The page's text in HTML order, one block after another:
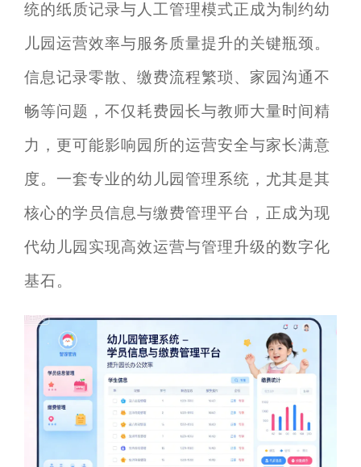
统的纸质记录与人工管理模式正成为制约幼
儿园运营效率与服务质量提升的关键瓶颈。
信息记录零散、缴费流程繁琐、家园沟通不
畅等问题，不仅耗费园长与教师大量时间精
力，更可能影响园所的运营安全与家长满意
度。一套专业的幼儿园管理系统，尤其是其
核心的学员信息与缴费管理平台，正成为现
代幼儿园实现高效运营与管理升级的数字化
基石。